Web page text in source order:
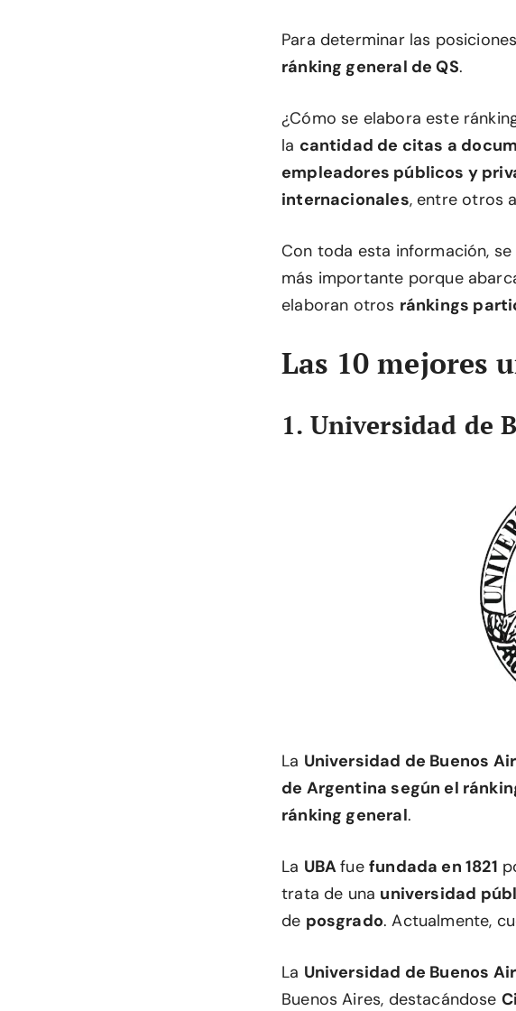
Para determinar las
ránking general de QS.
¿Cómo se elabora este
la cantidad de citas a
empleadores públicos y
internacionales, entre otros
Con toda esta información,
más importante porque
elaboran otros ránkings
Las 10 mejores
1. Universidad de
La Universidad de Buenos
de Argentina según el
ránking general.
La UBAfuefundada en 1821
trata de una universidad
de posgrado. Actualmente,
La Universidad de Buenos
Buenos Aires, destacándose